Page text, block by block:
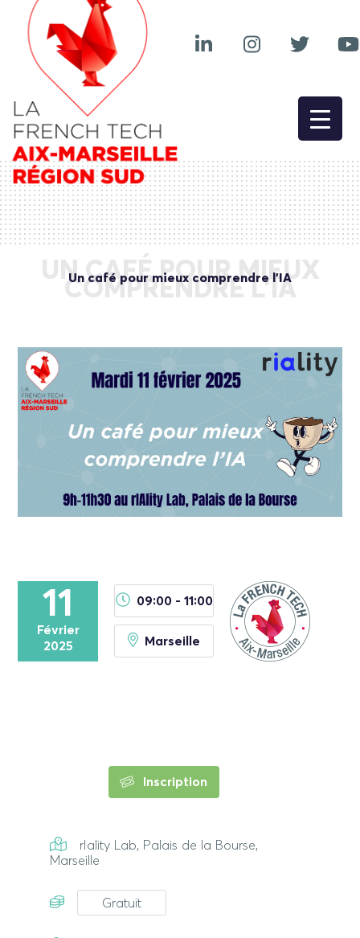
UN CAFÉ POUR MIEUX
COMPRENDRE L’IA
Un café pour mieux comprendre l’IA
11
Février
2025
09:00 - 11:00
Marseille
Inscription
rIality Lab, Palais de la Bourse,
Marseille
Gratuit